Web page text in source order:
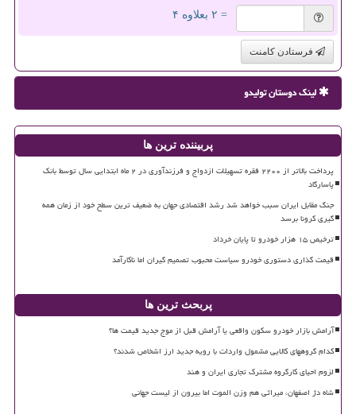
= ۲ بعلاوه ۴
فرستادن کامنت
لینک دوستان تولیدو
پربیننده ترین ها
پرداخت بالاتر از ۲۲۰۰ فقره تسهیلات ازدواج و فرزندآوری در ۲ ماه ابتدایی سال توسط بانک
پاسارگاد
جنگ مقابل ایران سبب خواهد شد رشد اقتصادی جهان به ضعیف ترین سطح خود از زمان همه
گیری کرونا برسد
ترخیص ۱۵ هزار خودرو تا پایان خرداد
قیمت گذاری دستوری خودرو سیاست محبوب تصمیم گیران اما ناکارآمد
پربحث ترین ها
آرامش بازار خودرو سکون واقعی یا آرامش قبل از موج جدید قیمت ها؟
کدام گروههای کالایی مشمول واردات با رویه جدید ارز اشخاص شدند؟
لزوم احیای کارگروه مشترک تجاری ایران و هند
شاه دژ اصفهان، میراثی هم وزن الموت اما بیرون از لیست جهانی